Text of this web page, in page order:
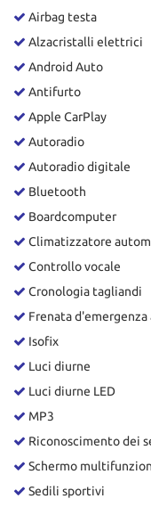
Airbag testa
Alzacristalli elettrici
Android Auto
Antifurto
Apple CarPlay
Autoradio
Autoradio digitale
Bluetooth
Boardcomputer
Climatizzatore
Controllo vocale
Cronologia tagliandi
Frenata d'emergenza
Isofix
Luci diurne
Luci diurne LED
MP3
Riconoscimento dei
Schermo
Sedili sportivi